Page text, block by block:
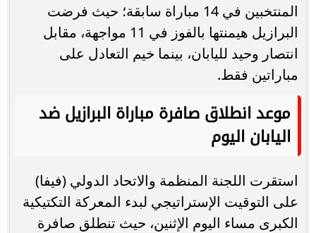
المنتخبين في 14 مباراة سابقة؛ حيث فرضت
البرازيل هيمنتها بالفوز في 11 مواجهة، مقابل
انتصار وحيد لليابان، بينما خيم التعادل على
مباراتين فقط.
موعد انطلاق صافرة مباراة البرازيل ضد
اليابان اليوم
استقرت اللجنة المنظمة والاتحاد الدولي (فيفا)
على التوقيت الإستراتيجي لبدء المعركة التكتيكية
الكبرى مساء اليوم الإثنين، حيث تنطلق صافرة